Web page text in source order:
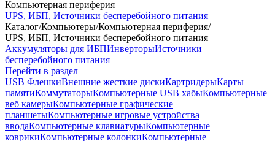
Компьютерная периферия
UPS, ИБП, Источники бесперебойного питания
Каталог/Компьютеры/Компьютерная периферия/
UPS, ИБП, Источники бесперебойного питания
Аккумуляторы для ИБПИнверторыИсточники
бесперебойного питания
Перейти в раздел
USB ФлешкиВнешние жесткие дискиКартридерыКарты
памятиКоммутаторыКомпьютерные USB хабыКомпьютерные
веб камерыКомпьютерные графические
планшетыКомпьютерные игровые устройства
вводаКомпьютерные клавиатурыКомпьютерные
коврикиКомпьютерные колонкиКомпьютерные